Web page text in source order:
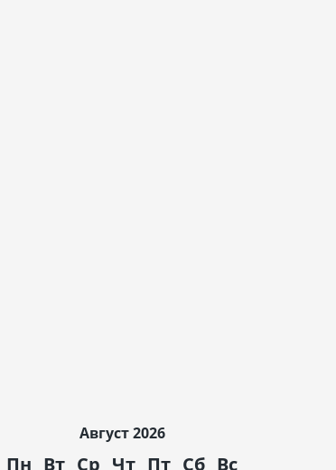
Август 2026
Пн Вт Ср Чт Пт Сб Вс